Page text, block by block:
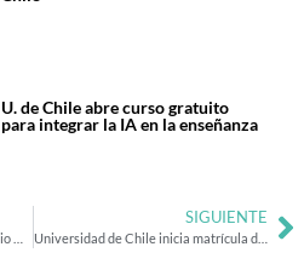
U. de Chile abre curso gratuito
para integrar la IA en la enseñanza
SIGUIENTE